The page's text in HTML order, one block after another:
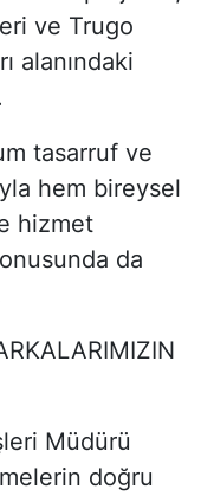
ve Trugo
alanındaki
tasarruf ve
hem bireysel
hizmet
da
Müdürü
doğru